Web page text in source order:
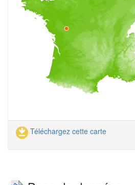
Téléchargez cette carte